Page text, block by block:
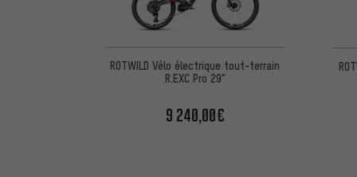
ROTWILD Vélo électrique tout-terrain
R.EXC Pro 29"
9 240,00€